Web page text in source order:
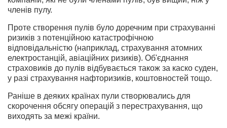
членів пулу.
Проте створення пулів було доречним при страхуванні
ризиків з потенційною катастрофічною
відповідальністю (наприклад, страхування атомних
електростанцій, авіаційних ризиків). Об'єднання
страховиків до пулів відбувається також за каско суден,
у разі страхування нафторизиків, коштовностей тощо.
Раніше в деяких країнах пули створювались для
скорочення обсягу операцій з перестрахування, що
виходять за межі країни.